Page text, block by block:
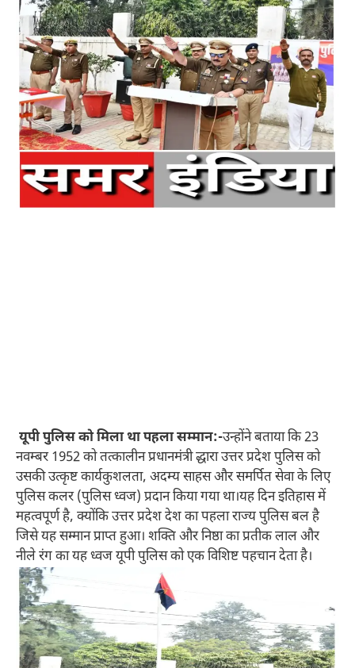
यूपी पुलिस को मिला था पहला सम्मान:-उन्होंने बताया कि 23
नवम्बर 1952 को तत्कालीन प्रधानमंत्री द्धारा उत्तर प्रदेश पुलिस को
उसकी उत्कृष्ट कार्यकुशलता, अदम्य साहस और समर्पित सेवा के लिए
पुलिस कलर (पुलिस ध्वज) प्रदान किया गया था।यह दिन इतिहास में
महत्वपूर्ण है, क्योंकि उत्तर प्रदेश देश का पहला राज्य पुलिस बल है
जिसे यह सम्मान प्राप्त हुआ। शक्ति और निष्ठा का प्रतीक लाल और
नीले रंग का यह ध्वज यूपी पुलिस को एक विशिष्ट पहचान देता है।